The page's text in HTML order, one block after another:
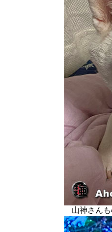
山神さんも